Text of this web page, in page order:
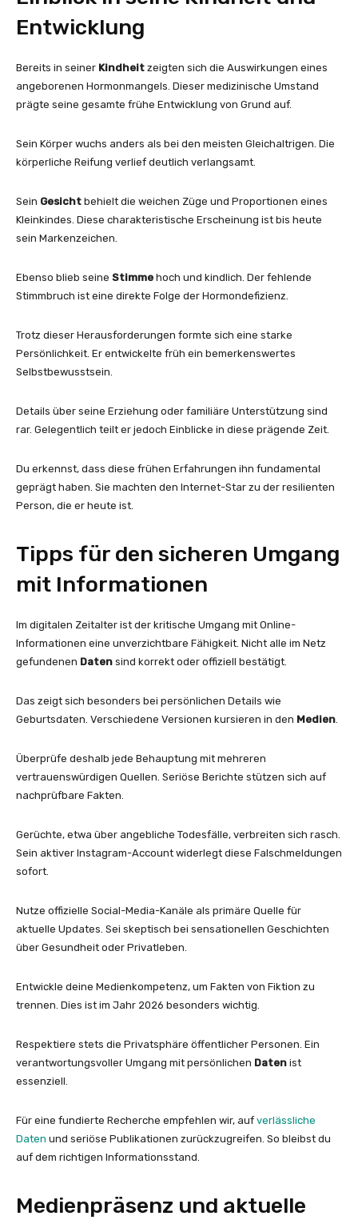
Entwicklung
Bereits in seiner Kindheit zeigten sich die Auswirkungen eines
angeborenen Hormonmangels. Dieser medizinische Umstand
prägte seine gesamte frühe Entwicklung von Grund auf.
Sein Körper wuchs anders als bei den meisten Gleichaltrigen. Die
körperliche Reifung verlief deutlich verlangsamt.
Sein Gesicht behielt die weichen Züge und Proportionen eines
Kleinkindes. Diese charakteristische Erscheinung ist bis heute
sein Markenzeichen.
Ebenso blieb seine Stimme hoch und kindlich. Der fehlende
Stimmbruch ist eine direkte Folge der Hormondefizienz.
Trotz dieser Herausforderungen formte sich eine starke
Persönlichkeit. Er entwickelte früh ein bemerkenswertes
Selbstbewusstsein.
Details über seine Erziehung oder familiäre Unterstützung sind
rar. Gelegentlich teilt er jedoch Einblicke in diese prägende Zeit.
Du erkennst, dass diese frühen Erfahrungen ihn fundamental
geprägt haben. Sie machten den Internet-Star zu der resilienten
Person, die er heute ist.
Tipps für den sicheren Umgang
mit Informationen
Im digitalen Zeitalter ist der kritische Umgang mit Online-
Informationen eine unverzichtbare Fähigkeit. Nicht alle im Netz
gefundenen Daten sind korrekt oder offiziell bestätigt.
Das zeigt sich besonders bei persönlichen Details wie
Geburtsdaten. Verschiedene Versionen kursieren in den Medien.
Überprüfe deshalb jede Behauptung mit mehreren
vertrauenswürdigen Quellen. Seriöse Berichte stützen sich auf
nachprüfbare Fakten.
Gerüchte, etwa über angebliche Todesfälle, verbreiten sich rasch.
Sein aktiver Instagram-Account widerlegt diese Falschmeldungen
sofort.
Nutze offizielle Social-Media-Kanäle als primäre Quelle für
aktuelle Updates. Sei skeptisch bei sensationellen Geschichten
über Gesundheit oder Privatleben.
Entwickle deine Medienkompetenz, um Fakten von Fiktion zu
trennen. Dies ist im Jahr 2026 besonders wichtig.
Respektiere stets die Privatsphäre öffentlicher Personen. Ein
verantwortungsvoller Umgang mit persönlichen Daten ist
essenziell.
Für eine fundierte Recherche empfehlen wir, auf verlässliche
Daten und seriöse Publikationen zurückzugreifen. So bleibst du
auf dem richtigen Informationsstand.
Medienpräsenz und aktuelle